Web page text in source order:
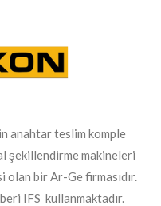
anahtar teslim komple
şekillendirme makineleri
olan bir Ar-Ge firmasıdır.
IFS kullanmaktadır.